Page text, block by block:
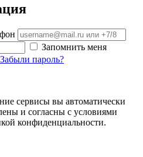
Запомнить меня
Забыли пароль?
сервисы вы автоматически
и согласны с условиями
конфиденциальности.